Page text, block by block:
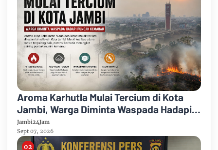
Aroma Karhutla Mulai Tercium di Kota
Jambi, Warga Diminta Waspada Hadapi
Puncak Kemarau
Jambi24Jam
Sept 07, 2026